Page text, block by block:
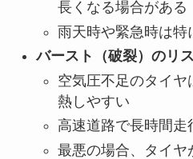
長くなる場合がある
雨天時や緊急時は特
バースト（破裂）のリ
空気圧不足のタイ
熱しやすい
高速道路で長時間走
最悪の場合、タイヤ